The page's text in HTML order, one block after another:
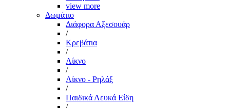
view more
Δωμάτιο
Διάφορα Αξεσουάρ
/
Κρεβάτια
/
Λίκνο
/
Λίκνο - Ρηλάξ
/
Παιδικά Λευκά Είδη